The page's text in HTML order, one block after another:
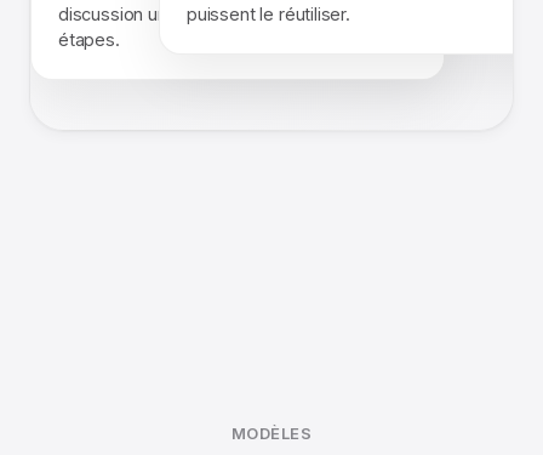
discussion urgents et rédige les prochaines
étapes.
puissent le réutiliser.
MODÈLES